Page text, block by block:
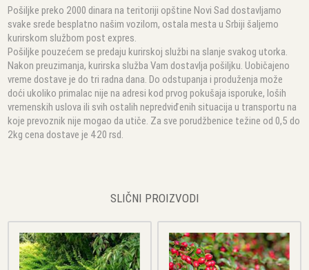
Pošiljke preko 2000 dinara na teritoriji opštine Novi Sad dostavljamo
svake srede besplatno našim vozilom, ostala mesta u Srbiji šaljemo
kurirskom službom post expres.
Pošiljke pouzećem se predaju kurirskoj službi na slanje svakog utorka.
Nakon preuzimanja, kurirska služba Vam dostavlja pošiljku. Uobičajeno
vreme dostave je do tri radna dana. Do odstupanja i produženja može
doći ukoliko primalac nije na adresi kod prvog pokušaja isporuke, loših
vremenskih uslova ili svih ostalih nepredviđenih situacija u transportu na
koje prevoznik nije mogao da utiče. Za sve porudžbenice težine od 0,5 do
2kg cena dostave je 420 rsd.
SLIČNI PROIZVODI